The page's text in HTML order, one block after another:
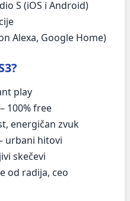
S (iOS i Android)
Alexa, Google Home)
play
– 100% free
energičan zvuk
urbani hitovi
skečevi
od radija, ceo